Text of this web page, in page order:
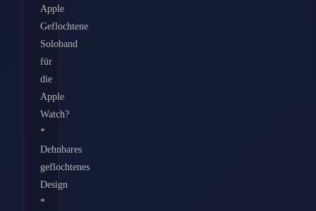
Apple
Geflochtene
Soloband
für
die
Apple
Watch?
*
Dehnbares
geflochtenes
Design
*